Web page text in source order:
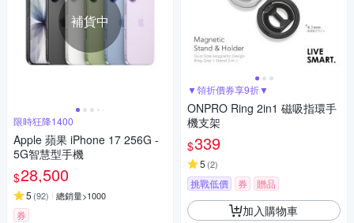
補貨中
限時狂降1400
Apple 蘋果 iPhone 17 256G -
5G智慧型手機
$28,500
5 (92) 總銷量>1000
券
▼領折價券享9折▼
ONPRO Ring 2in1 磁吸指環手
機支架
$339
5 (2)
挑戰低價 券 贈品
加入購物車